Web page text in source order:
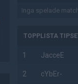
Inga spelade
TOPPLISTA
1 JacceE
2 cYbEr-